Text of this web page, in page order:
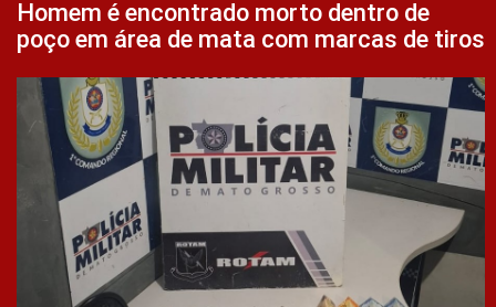
Homem é encontrado morto dentro de
poço em área de mata com marcas de tiros